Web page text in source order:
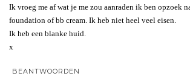
Ik vroeg me af wat je me zou aanraden ik ben opzoek
foundation of bb cream. Ik heb niet heel veel eisen.
Ik heb een blanke huid.
x
BEANTWOORDEN